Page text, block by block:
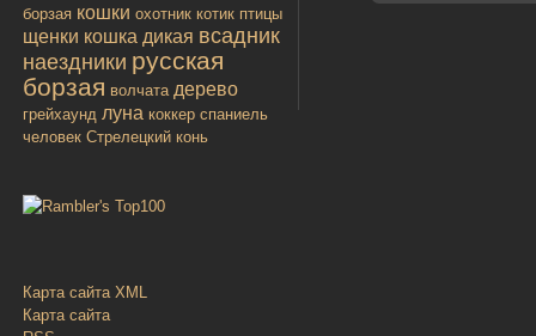
борзая кошки охотник котик птицы
щенки кошка дикая всадник
наездники русская
борзая волчата дерево
грейхаунд луна коккер спаниель
человек Стрелецкий конь
Карта сайта XML
Карта сайта